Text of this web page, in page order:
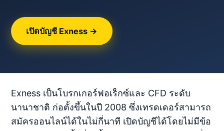
เปิดบัญชี Exness →
Exness เป็นโบรกเกอร์ฟอเร็กซ์และ CFD ระดับ
นานาชาติ ก่อตั้งขึ้นในปี 2008 ซึ่งเทรดเดอร์สามารถ
สมัครออนไลน์ได้ในไม่กี่นาที เปิดบัญชีได้โดยไม่มีข้อ